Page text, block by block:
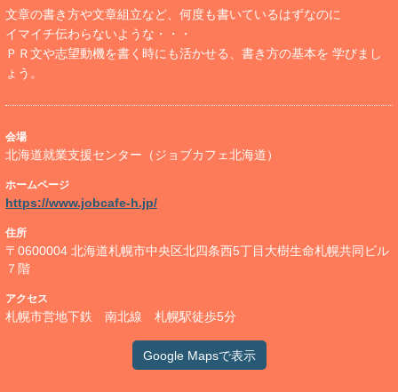
文章の書き方や文章組立など、何度も書いているはずなのに
イマイチ伝わらないような・・・
ＰＲ文や志望動機を書く時にも活かせる、書き方の基本を 学びまし
ょう。
会場
北海道就業支援センター（ジョブカフェ北海道）
ホームページ
https://www.jobcafe-h.jp/
住所
〒0600004 北海道札幌市中央区北四条西5丁目大樹生命札幌共同ビル
７階
アクセス
札幌市営地下鉄 南北線 札幌駅徒歩5分
Google Mapsで表示